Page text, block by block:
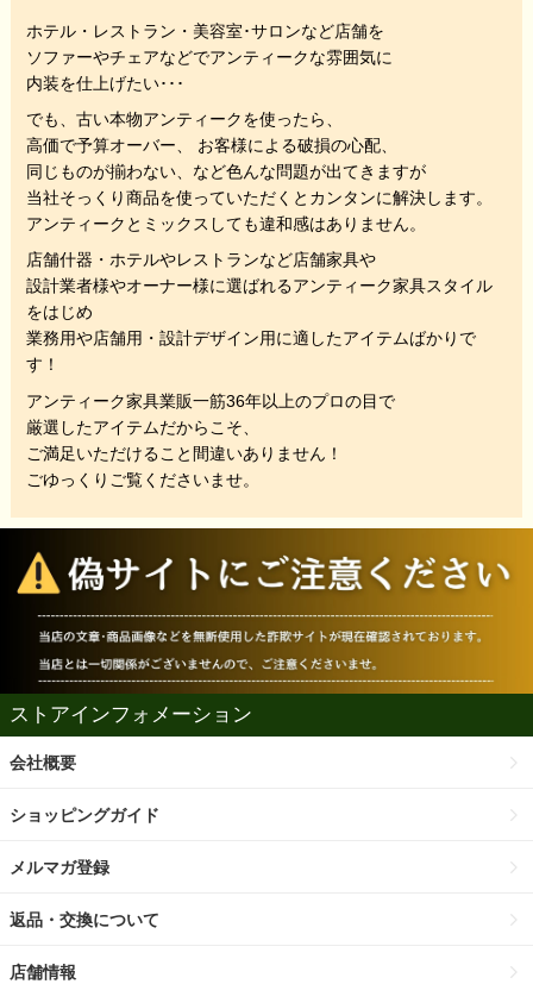
ホテル・レストラン・美容室･サロンなど店舗を
ソファーやチェアなどでアンティークな雰囲気に
内装を仕上げたい･･･
でも、 古い本物アンティークを使ったら、
高価で予算オーバー、 お客様による破損の心配、
同じものが揃わない、 など色んな問題が出てきますが
当社そっくり商品を使っていただくと カンタンに解決します。
アンティークとミックスしても違和感はありません。
店舗什器・ホテルやレストランなど店舗家具や
設計業者様やオーナー様に選ばれるアンティーク家具スタイル
をはじめ
業務用や店舗用・設計デザイン用に適したアイテムばかりで
す！
アンティーク家具業販一筋36年以上のプロの目で
厳選したアイテムだからこそ、
ご満足いただけること間違いありません！
ごゆっくりご覧くださいませ。
ストアインフォメーション
会社概要
ショッピングガイド
メルマガ登録
返品・交換について
店舗情報